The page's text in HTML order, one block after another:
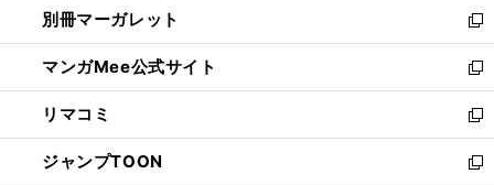
く
で
開
く
ィ
ン
ド
ウ
で
開
く
い
ウ
ィ
ン
ド
ウ
で
別冊マーガレット
新
し
い
ウ
ィ
ン
ド
マンガMee公式サイト
新
し
い
ウ
ィ
リマコミ
新
し
い
ジャンプTOON
新